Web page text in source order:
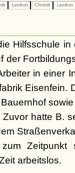
Lexikon Chronik Lexikon
Hilfsschule
der
in einer
Eisenfein.
hatte B.
Zeitpunkt
arbeitslos.